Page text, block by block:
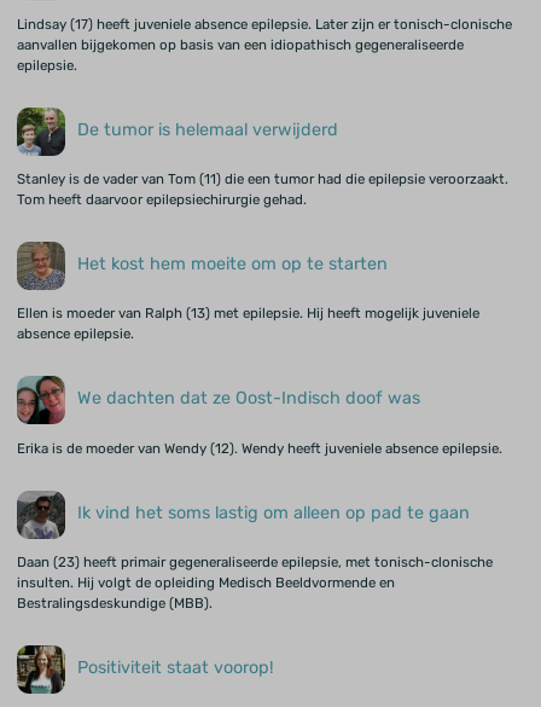
Lindsay (17) heeft juveniele absence epilepsie. Later zijn er tonisch-clonische
aanvallen bijgekomen op basis van een idiopathisch gegeneraliseerde
epilepsie.
De tumor is helemaal verwijderd
Stanley is de vader van Tom (11) die een tumor had die epilepsie veroorzaakt.
Tom heeft daarvoor epilepsiechirurgie gehad.
Het kost hem moeite om op te starten
Ellen is moeder van Ralph (13) met epilepsie. Hij heeft mogelijk juveniele
absence epilepsie.
We dachten dat ze Oost-Indisch doof was
Erika is de moeder van Wendy (12). Wendy heeft juveniele absence epilepsie.
Ik vind het soms lastig om alleen op pad te gaan
Daan (23) heeft primair gegeneraliseerde epilepsie, met tonisch-clonische
insulten. Hij volgt de opleiding Medisch Beeldvormende en
Bestralingsdeskundige (MBB).
Positiviteit staat voorop!